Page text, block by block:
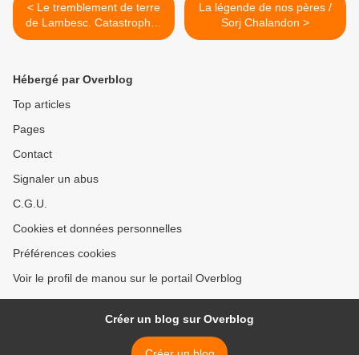
< Le tremblement de terre
de Lambesc. Catastrophes
naturelles tome 1 /
La légende de nos pères /
Sorj Chalandon >
Hébergé par Overblog
Top articles
Pages
Contact
Signaler un abus
C.G.U.
Cookies et données personnelles
Préférences cookies
Voir le profil de manou sur le portail Overblog
Créer un blog sur Overblog